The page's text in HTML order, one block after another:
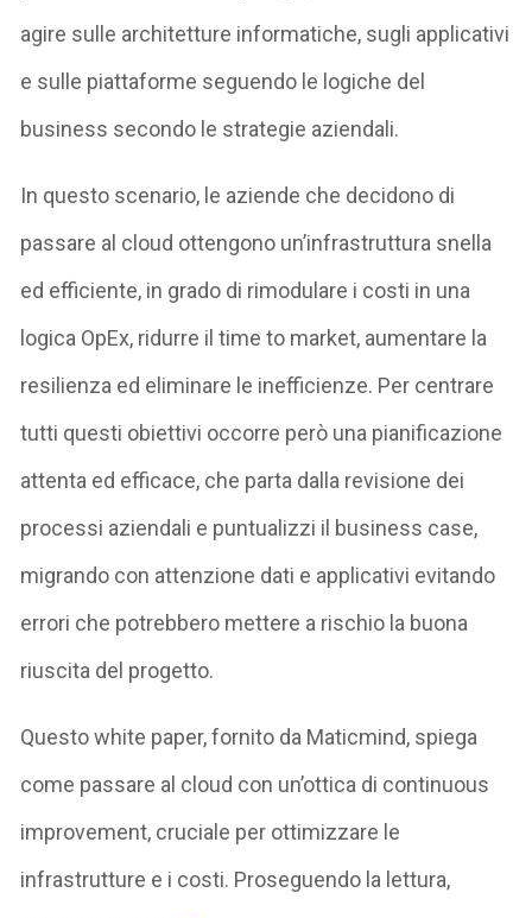
agire sulle architetture informatiche, sugli applicativi
e sulle piattaforme seguendo le logiche del
business secondo le strategie aziendali.
In questo scenario, le aziende che decidono di
passare al cloud ottengono un’infrastruttura snella
ed efficiente, in grado di rimodulare i costi in una
logica OpEx, ridurre il time to market, aumentare la
resilienza ed eliminare le inefficienze. Per centrare
tutti questi obiettivi occorre però una pianificazione
attenta ed efficace, che parta dalla revisione dei
processi aziendali e puntualizzi il business case,
migrando con attenzione dati e applicativi evitando
errori che potrebbero mettere a rischio la buona
riuscita del progetto.
Questo white paper, fornito da Maticmind, spiega
come passare al cloud con un’ottica di continuous
improvement, cruciale per ottimizzare le
infrastrutture e i costi. Proseguendo la lettura,